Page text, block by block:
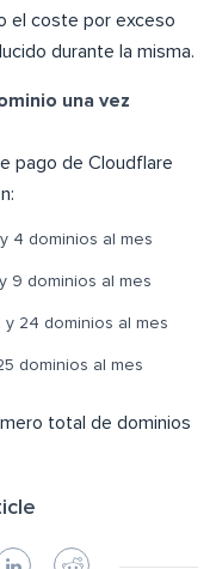
el coste por exceso
durante la misma.
una vez
pago de Cloudflare
4 dominios al mes
9 dominios al mes
24 dominios al mes
dominios al mes
total de dominios